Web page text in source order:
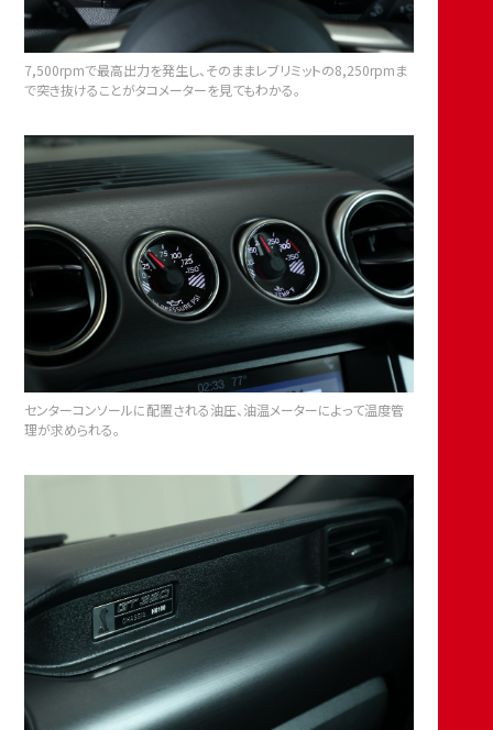
7,500rpmで最高出力を発生し、そのままレブリミットの8,250rpmま
で突き抜けることがタコメーターを見てもわかる。
センターコンソールに配置される油圧、油温メーターによって温度管
理が求められる。